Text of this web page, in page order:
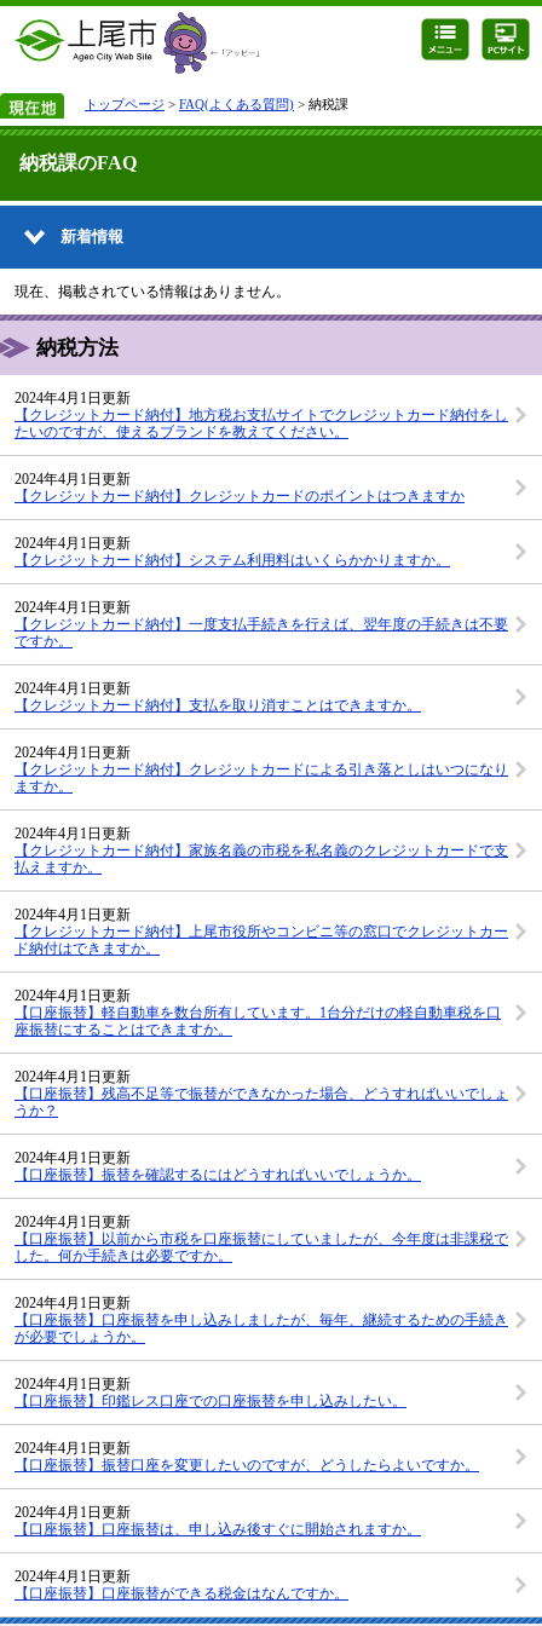
トップページ > FAQ(よくある質問) > 納税課
納税課のFAQ
新着情報
現在、掲載されている情報はありません。
納税方法
2024年4月1日更新
【クレジットカード納付】地方税お支払サイトでクレジットカード納付をし
たいのですが、使えるブランドを教えてください。
2024年4月1日更新
【クレジットカード納付】クレジットカードのポイントはつきますか
2024年4月1日更新
【クレジットカード納付】システム利用料はいくらかかりますか。
2024年4月1日更新
【クレジットカード納付】一度支払手続きを行えば、翌年度の手続きは不要
ですか。
2024年4月1日更新
【クレジットカード納付】支払を取り消すことはできますか。
2024年4月1日更新
【クレジットカード納付】クレジットカードによる引き落としはいつになり
ますか。
2024年4月1日更新
【クレジットカード納付】家族名義の市税を私名義のクレジットカードで支
払えますか。
2024年4月1日更新
【クレジットカード納付】上尾市役所やコンビニ等の窓口でクレジットカー
ド納付はできますか。
2024年4月1日更新
【口座振替】軽自動車を数台所有しています。1台分だけの軽自動車税を口
座振替にすることはできますか。
2024年4月1日更新
【口座振替】残高不足等で振替ができなかった場合、どうすればいいでしょ
うか？
2024年4月1日更新
【口座振替】振替を確認するにはどうすればいいでしょうか。
2024年4月1日更新
【口座振替】以前から市税を口座振替にしていましたが、今年度は非課税で
した。何か手続きは必要ですか。
2024年4月1日更新
【口座振替】口座振替を申し込みしましたが、毎年、継続するための手続き
が必要でしょうか。
2024年4月1日更新
【口座振替】印鑑レス口座での口座振替を申し込みしたい。
2024年4月1日更新
【口座振替】振替口座を変更したいのですが、どうしたらよいですか。
2024年4月1日更新
【口座振替】口座振替は、申し込み後すぐに開始されますか。
2024年4月1日更新
【口座振替】口座振替ができる税金はなんですか。